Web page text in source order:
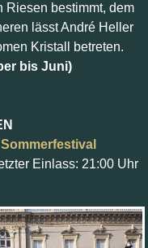
Riesen bestimmt, dem
lässt André Heller
Kristall betreten.
bis Juni)
Sommerfestival
Einlass: 21:00 Uhr